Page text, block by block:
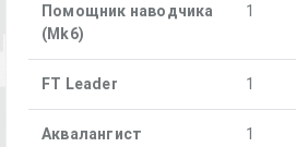
Помощник наводчика
(Mk6)
1
FT Leader 1
Аквалангист 1